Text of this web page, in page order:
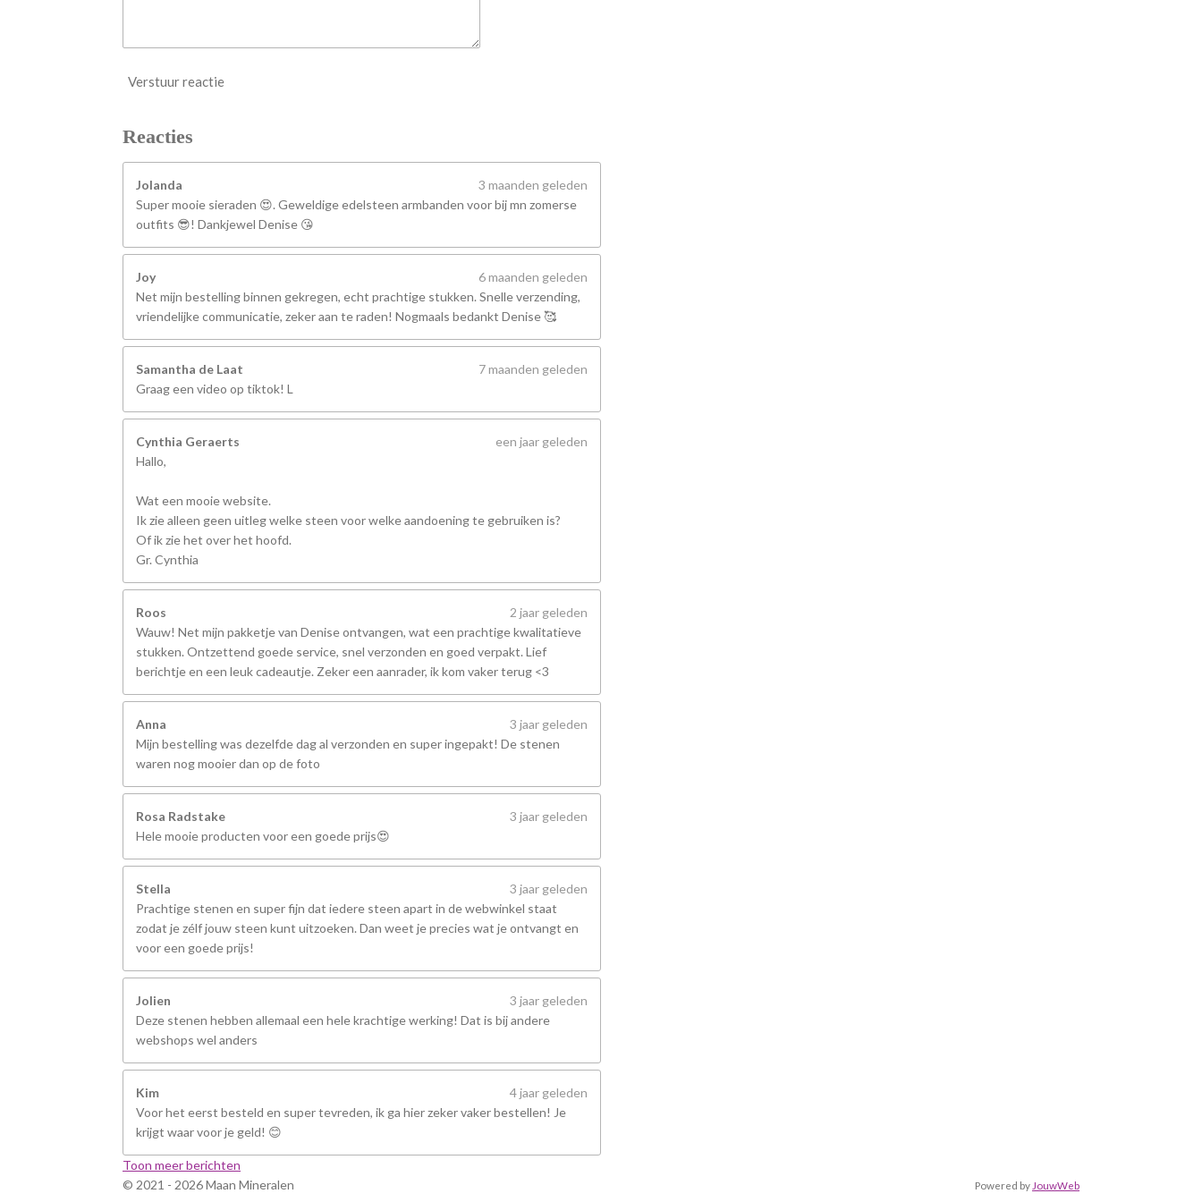
Verstuur reactie
Reacties
Jolanda
3 maanden geleden
Super mooie sieraden 😍. Geweldige edelsteen armbanden voor bij mn zomerse
outfits 😎! Dankjewel Denise 😘
Joy
6 maanden geleden
Net mijn bestelling binnen gekregen, echt prachtige stukken. Snelle verzending,
vriendelijke communicatie, zeker aan te raden! Nogmaals bedankt Denise 🥰
Samantha de Laat
7 maanden geleden
Graag een video op tiktok! L
Cynthia Geraerts
een jaar geleden
Hallo,
Wat een mooie website.
Ik zie alleen geen uitleg welke steen voor welke aandoening te gebruiken is?
Of ik zie het over het hoofd.
Gr. Cynthia
Roos
2 jaar geleden
Wauw! Net mijn pakketje van Denise ontvangen, wat een prachtige kwalitatieve
stukken. Ontzettend goede service, snel verzonden en goed verpakt. Lief
berichtje en een leuk cadeautje. Zeker een aanrader, ik kom vaker terug <3
Anna
3 jaar geleden
Mijn bestelling was dezelfde dag al verzonden en super ingepakt! De stenen
waren nog mooier dan op de foto
Rosa Radstake
3 jaar geleden
Hele mooie producten voor een goede prijs😍
Stella
3 jaar geleden
Prachtige stenen en super fijn dat iedere steen apart in de webwinkel staat
zodat je zélf jouw steen kunt uitzoeken. Dan weet je precies wat je ontvangt en
voor een goede prijs!
Jolien
3 jaar geleden
Deze stenen hebben allemaal een hele krachtige werking! Dat is bij andere
webshops wel anders
Kim
4 jaar geleden
Voor het eerst besteld en super tevreden, ik ga hier zeker vaker bestellen! Je
krijgt waar voor je geld! 😊
Toon meer berichten
© 2021 - 2026 Maan Mineralen
Powered by JouwWeb